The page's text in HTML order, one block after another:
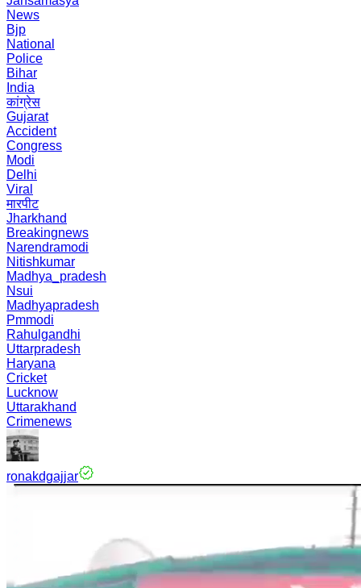
News
Bjp
National
Police
Bihar
India
कांग्रेस
Gujarat
Accident
Congress
Modi
Delhi
Viral
मारपीट
Jharkhand
Breakingnews
Narendramodi
Nitishkumar
Madhya_pradesh
Nsui
Madhyapradesh
Pmmodi
Rahulgandhi
Uttarpradesh
Haryana
Cricket
Lucknow
Uttarakhand
Crimenews
ronakdgajjar